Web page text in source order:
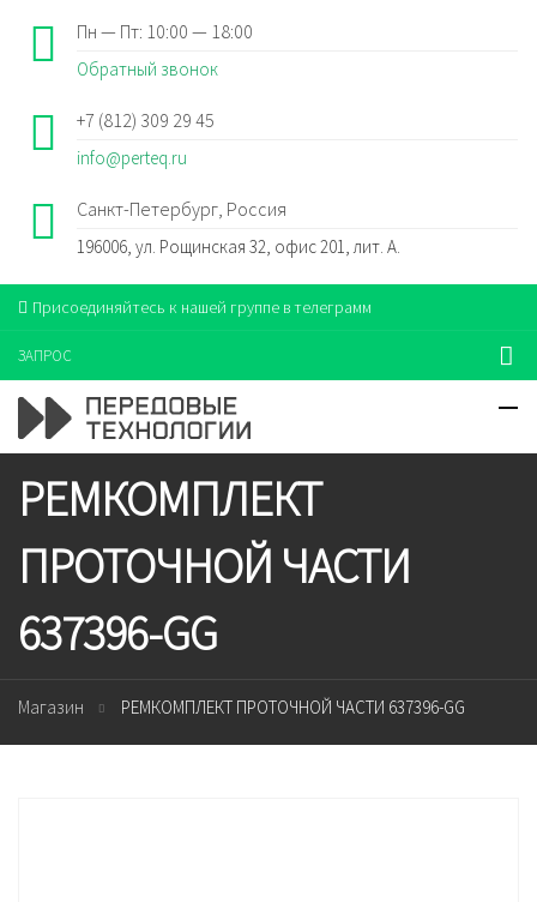
Пн — Пт: 10:00 — 18:00
Обратный звонок
+7 (812) 309 29 45
info@perteq.ru
Санкт-Петербург, Россия
196006, ул. Рощинская 32, офис 201, лит. А.
Присоединяйтесь к нашей группе в телеграмм
ЗАПРОС
РЕМКОМПЛЕКТ
ПРОТОЧНОЙ ЧАСТИ
637396-GG
Магазин РЕМКОМПЛЕКТ ПРОТОЧНОЙ ЧАСТИ 637396-GG